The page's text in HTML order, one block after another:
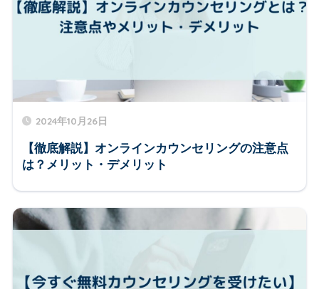
2024年10月26日
【徹底解説】オンラインカウンセリングの注意点
は？メリット・デメリット